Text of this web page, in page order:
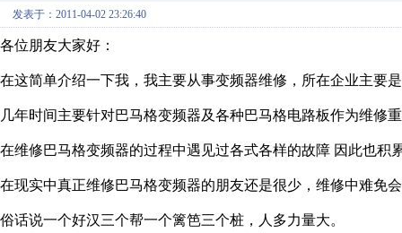
发表于：2011-04-02 23:26:40
各位朋友大家好：
在这简单介绍一下我，我主要从事变频器维修，所在企业主要
几年时间主要针对巴马格变频器及各种巴马格电路板作为维修
在维修巴马格变频器的过程中遇见过各式各样的故障 因此也积
在现实中真正维修巴马格变频器的朋友还是很少，维修中难免
俗话说一个好汉三个帮一个篱笆三个桩，人多力量大。